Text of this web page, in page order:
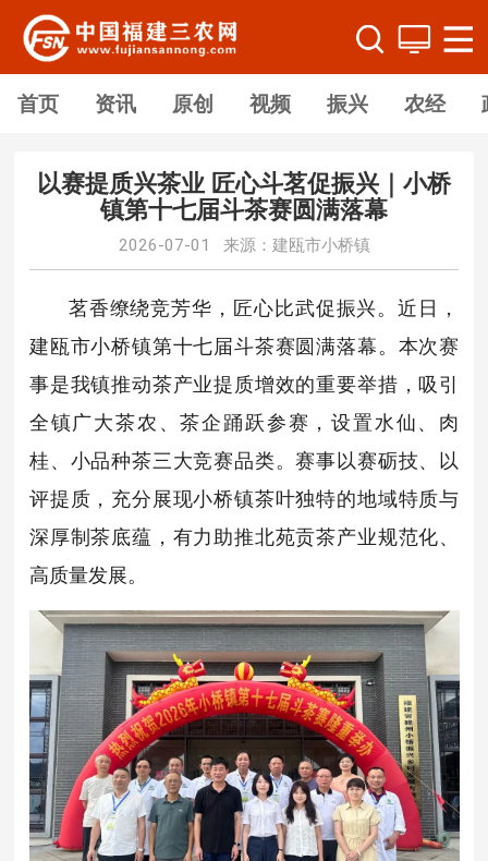
首页 资讯 原创 视频 振兴 农经
以赛提质兴茶业 匠心斗茗促振兴｜小桥
镇第十七届斗茶赛圆满落幕
2026-07-01 来源：建瓯市小桥镇
茗香缭绕竞芳华，匠心比武促振兴。近日，
建瓯市小桥镇第十七届斗茶赛圆满落幕。本次赛
事是我镇推动茶产业提质增效的重要举措，吸引
全镇广大茶农、茶企踊跃参赛，设置水仙、肉
桂、小品种茶三大竞赛品类。赛事以赛砺技、以
评提质，充分展现小桥镇茶叶独特的地域特质与
深厚制茶底蕴，有力助推北苑贡茶产业规范化、
高质量发展。